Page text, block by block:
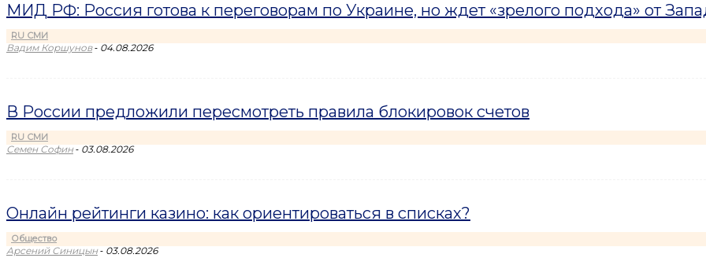
МИД РФ: Россия готова к переговорам по Украине, но ждет «зрелого подхода» от
RU СМИ
Вадим Коршунов - 04.08.2026
В России предложили пересмотреть правила блокировок счетов
RU СМИ
Семен Софин - 03.08.2026
Онлайн рейтинги казино: как ориентироваться в списках?
Общество
Арсений Синицын - 03.08.2026